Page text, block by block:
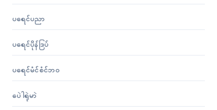
ပရေၚ်ပညာ
ပရေၚ်ပိုန်ဒြပ်
ပရေၚ်မံၚ်စံၚ်ဘဝ
ပေဲါရုဲမာဲ